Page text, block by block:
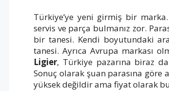
Türkiye’ye yeni girmiş bir
servis ve parça bulmanız zor.
bir tanesi. Kendi boyutundaki
tanesi. Ayrıca Avrupa markası
Ligier, Türkiye pazarına biraz
Sonuç olarak şuan parasına
yüksek değildir ama fiyat olarak